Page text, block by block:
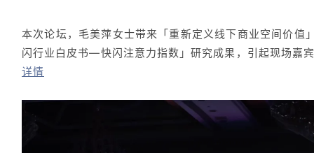
本次论坛，毛美萍女士带来「重新定义线下商业空间价值
闪行业白皮书—快闪注意力指数」研究成果，引起现场嘉
详情